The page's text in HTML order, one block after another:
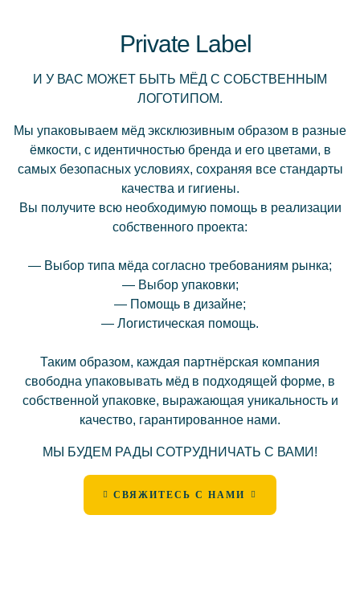
Private Label
И У ВАС МОЖЕТ БЫТЬ МЁД С СОБСТВЕННЫМ
ЛОГОТИПОМ.
Мы упаковываем мёд эксклюзивным образом в разные
ёмкости, с идентичностью бренда и его цветами, в
самых безопасных условиях, сохраняя все стандарты
качества и гигиены.
Вы получите всю необходимую помощь в реализации
собственного проекта:
— Выбор типа мёда согласно требованиям рынка;
— Выбор упаковки;
— Помощь в дизайне;
— Логистическая помощь.
Таким образом, каждая партнёрская компания
свободна упаковывать мёд в подходящей форме, в
собственной упаковке, выражающая уникальность и
качество, гарантированное нами.
МЫ БУДЕМ РАДЫ СОТРУДНИЧАТЬ С ВАМИ!
СВЯЖИТЕСЬ С НАМИ